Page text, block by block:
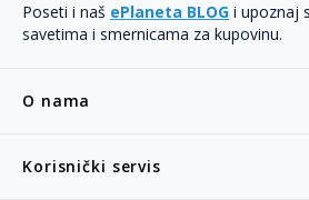
O nama
Korisnički servis
Poseti i naš ePlaneta BLOG i upoznaj
savetima i smernicama za kupovinu.